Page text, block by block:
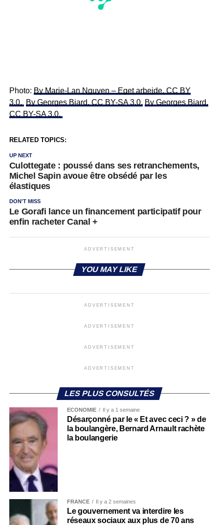
Photo: By Marie-Lan Nguyen – Eget arbejde, CC BY
3.0,
By Georges Biard, CC BY-SA 3.0, By Georges Biard,
CC BY-SA 3.0,
RELATED TOPICS:
UP NEXT
Culottegate : poussé dans ses retranchements,
Michel Sapin avoue être obsédé par les
élastiques
DON'T MISS
Le Gorafi lance un financement participatif pour
enfin racheter Canal +
ADVERTISEMENT
YOU MAY LIKE
ADVERTISEMENT
ADVERTISEMENT
ADVERTISEMENT
ADVERTISEMENT
LES PLUS CONSULTÉS
ECONOMIE Il y a 1 semaine
Désarçonné par le « Et avec ceci ? » de
la boulangère, Bernard Arnault rachète
la boulangerie
FRANCE Il y a 2 semaines
Le gouvernement va interdire les
réseaux sociaux aux plus de 70 ans